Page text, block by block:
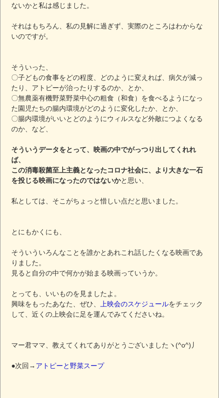
ないかと私は感じました。
それはもちろん、私の見解に過ぎず、実際のところはわからな
いのですが。
そういった、
〇子どもの食事をどの程度、どのように変えれば、病欠が減っ
たり、アトピーが治ったりするのか、とか、
〇無農薬有機野菜野菜中心の粗食（和食）を食べるようになっ
た園児たちの腸内環境がどのように変化したか、とか、
〇腸内環境がいいとどのようにウィルスなど外敵につよくなる
のか、など、
そういうデータをとって、映画の中でがっつり出してくれれ
ば、
この消毒殺菌至上主義となったコロナ社会に、より大きな一石
を投じる映画になったのではないかと思い、
私としては、そこがちょっと惜しい点だと思いました。
とにもかくにも、
そういういろんなことを誰かとあれこれ話したくなる映画であ
りました。
見ると自分の中で何かが始まる映画っていうか。
とっても、いいものを見ましたよ。
興味をもったあなた、ぜひ、
上映会のスケジュールをチェック
して、近くの上映会に足を運んでみてくださいね。
マー君ママ、教えてくれてありがとうございましたヽ(^o^)丿
●次回→ アトピーと野菜スープ